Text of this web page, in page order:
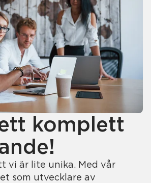
komplett
vi är lite unika. Med vår
som utvecklare av